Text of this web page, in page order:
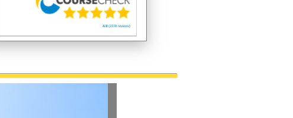
4.8 (2278 reviews)